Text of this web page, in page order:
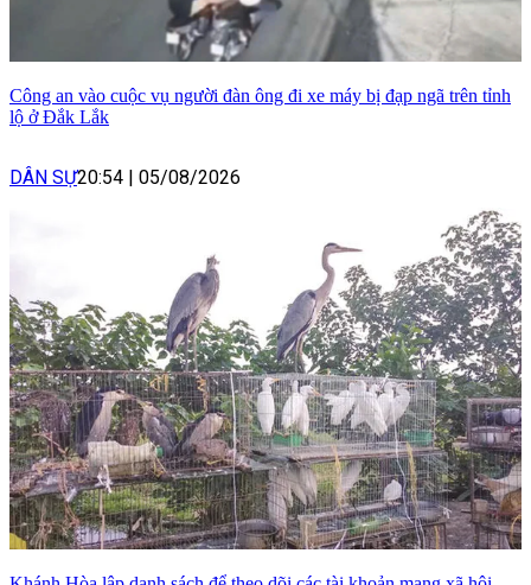
Công an vào cuộc vụ người đàn ông đi xe máy bị đạp ngã trên tỉnh
lộ ở Đắk Lắk
DÂN SỰ20:54 05/08/2026